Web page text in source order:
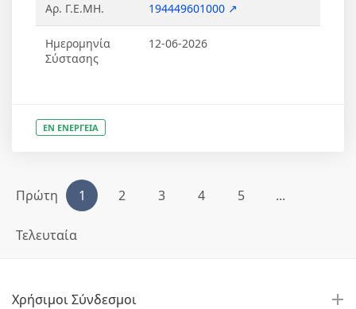
Αρ. Γ.Ε.ΜΗ. 194449601000 ↗
Ημερομηνία
Σύστασης
12-06-2026
ΕΝ ΕΝΕΡΓΕΙΑ
Πρώτη 1 2 3 4 5 ...
Τελευταία
Χρήσιμοι Σύνδεσμοι